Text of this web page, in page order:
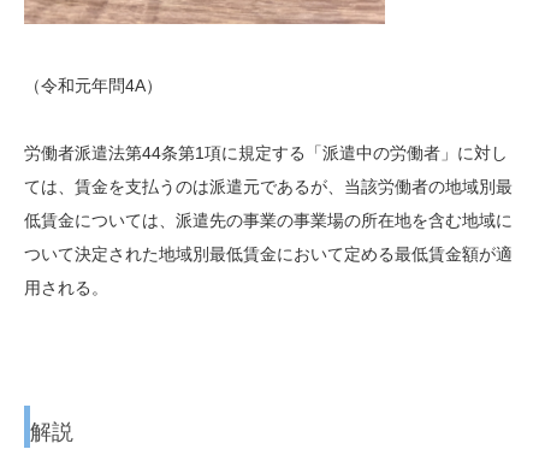
（令和元年問4A）
労働者派遣法第44条第1項に規定する「派遣中の労働者」に対し
ては、賃金を支払うのは派遣元であるが、当該労働者の地域別最
低賃金については、派遣先の事業の事業場の所在地を含む地域に
ついて決定された地域別最低賃金において定める最低賃金額が適
用される。
解説